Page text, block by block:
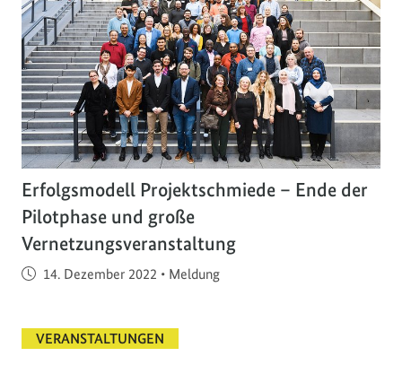
Erfolgsmodell Projektschmiede – Ende der
Pilotphase und große
Vernetzungsveranstaltung
Veröffentlicht am
14. Dezember 2022 • Meldung
VERANSTALTUNGEN